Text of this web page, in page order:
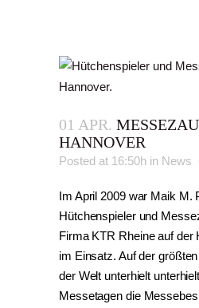
01 APR.
HANNOVER
Posted at 16:50h in News
Im April 2009 war Maik M.
Hütchenspieler und
Firma KTR Rheine auf der
im Einsatz. Auf der
der Welt unterhielt
Messetagen die